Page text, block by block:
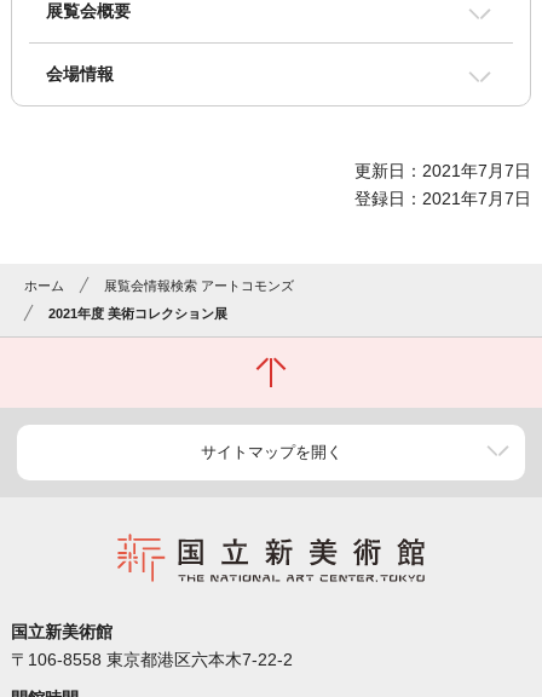
展覧会概要
会場情報
更新日：2021年7月7日
登録日：2021年7月7日
ホーム
展覧会情報検索 アートコモンズ
2021年度 美術コレクション展
サイトマップを開く
国立新美術館
〒106-8558 東京都港区六本木7-22-2